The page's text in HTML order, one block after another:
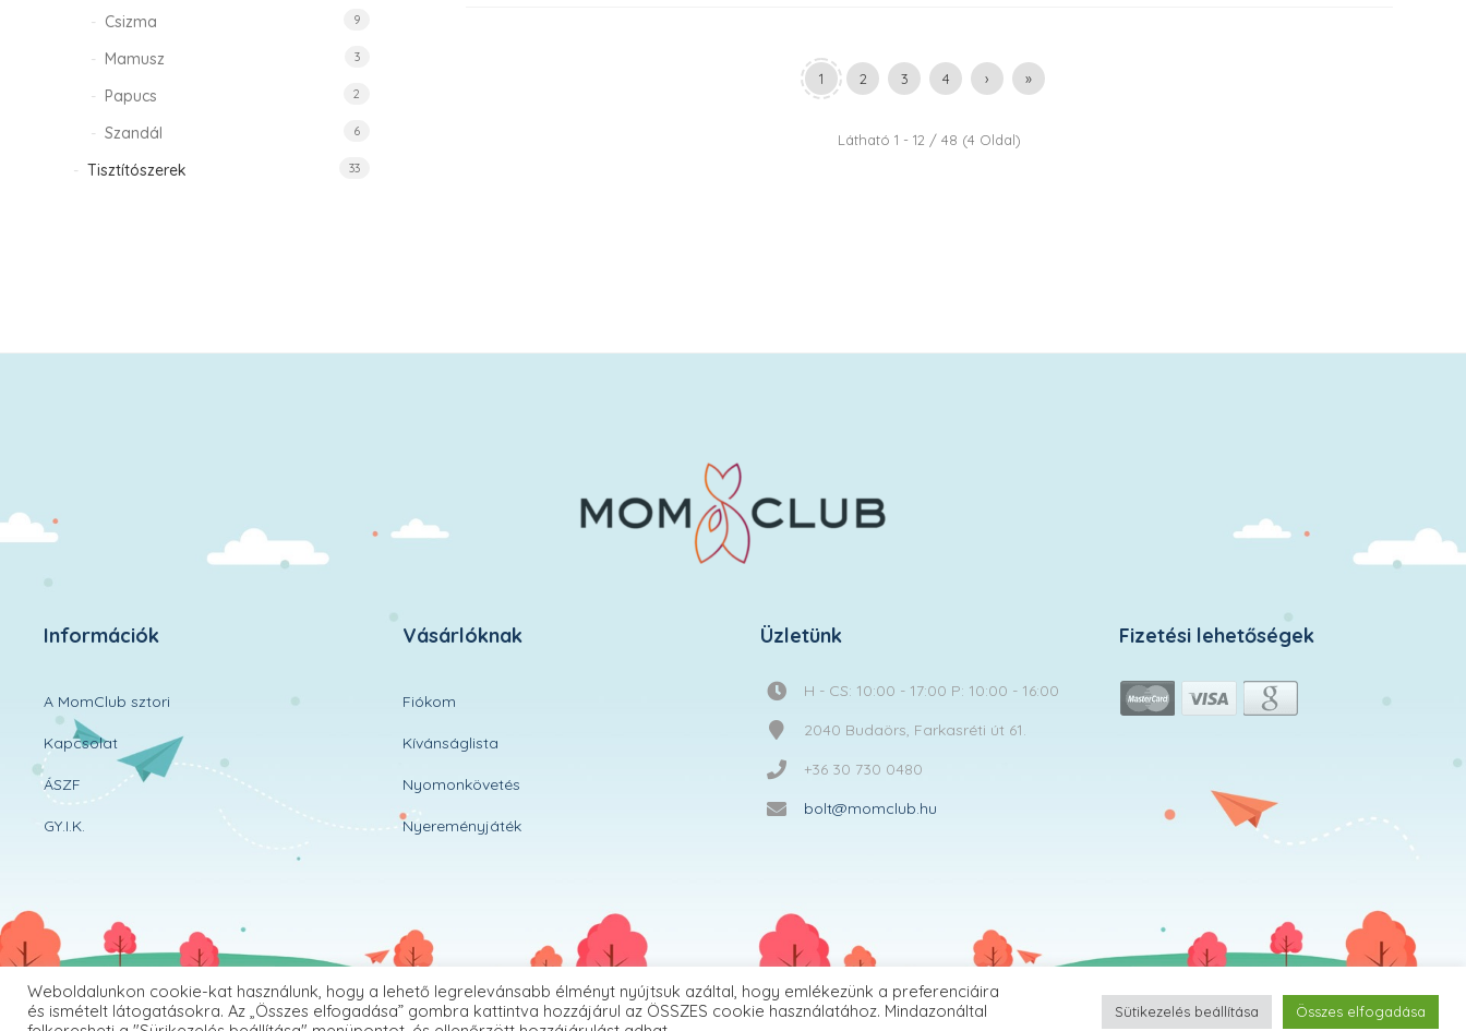
1 2 3 4 › »
Látható 1 - 12 / 48 (4 Oldal)
Csizma 9
Mamusz 3
Papucs 2
Szandál 6
Tisztítószerek 33
Információk
A MomClub sztori
Kapcsolat
ÁSZF
GY.I.K.
Vásárlóknak
Fiókom
Kívánságlista
Nyomonkövetés
Nyereményjáték
Üzletünk
H - CS: 10:00 - 17:00 P: 10:00 - 16:00
2040 Budaörs, Farkasréti út 61.
+36 30 730 0480
bolt@momclub.hu
Fizetési lehetőségek
MomClub.hu | © 2026 Minden jog fenntartva!
Weboldalunkon cookie-kat használunk, hogy a lehető legrelevánsabb élményt nyújtsuk azáltal, hogy emlékezünk a preferenciáira
és ismételt látogatásokra. Az „Összes elfogadása” gombra kattintva hozzájárul az ÖSSZES cookie használatához. Mindazonáltal
Sütikezelés beállítása Összes elfogadása